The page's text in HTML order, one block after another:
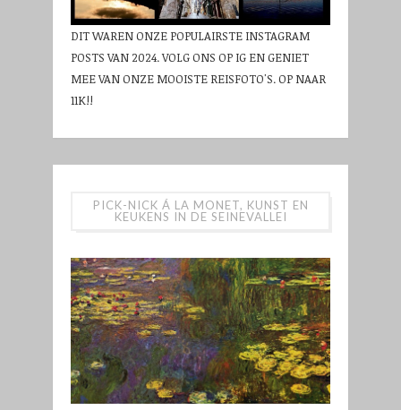
DIT WAREN ONZE POPULAIRSTE INSTAGRAM
POSTS VAN 2024. VOLG ONS OP IG EN GENIET
MEE VAN ONZE MOOISTE REISFOTO'S. OP NAAR
11K!!
PICK-NICK Á LA MONET, KUNST EN
KEUKENS IN DE SEINEVALLEI